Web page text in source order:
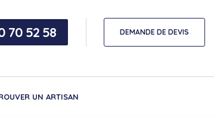
70 52 58 DEMANDE DE DEVIS
UN ARTISAN